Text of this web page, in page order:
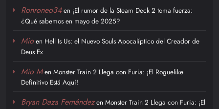
Ronroneo34en ¡El rumor de la Steam Deck 2 toma fuerza:
¿Qué sabemos en mayo de 2025?
Mioen Hell Is Us: el Nuevo Souls Apocalíptico del Creador de
Deus Ex
Mio Men Monster Train 2 Llega con Furia: ¡El Roguelike
Definitivo Está Aquí!
Bryan Daza Fernándezen Monster Train 2 Llega con Furia: ¡El